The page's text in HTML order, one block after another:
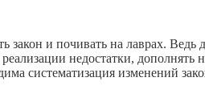
и почивать на лаврах. Ведь
недостатки, дополнять
систематизация изменений